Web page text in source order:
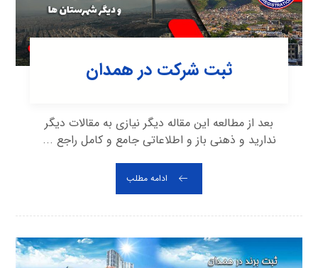
ثبت شرکت در همدان
بعد از مطالعه این مقاله دیگر نیازی به مقالات دیگر
ندارید و ذهنی باز و اطلاعاتی جامع و کامل راجع ...
ادامه مطلب